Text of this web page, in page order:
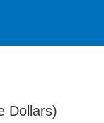
Dollars)